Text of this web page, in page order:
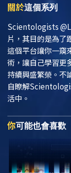
關於這個系列
Scientologists
片，其目的是為了
這個平台讓你一
術，讓自己學習更
持續興盛繁榮。不
自瞭解
活中。
你可能也會喜歡